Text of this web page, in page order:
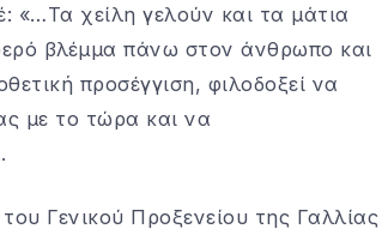
«…Τα χείλη γελούν και τα μάτια
βλέμμα πάνω στον άνθρωπο και
προσέγγιση, φιλοδοξεί να
με το τώρα και να
Γενικού Προξενείου της Γαλλίας